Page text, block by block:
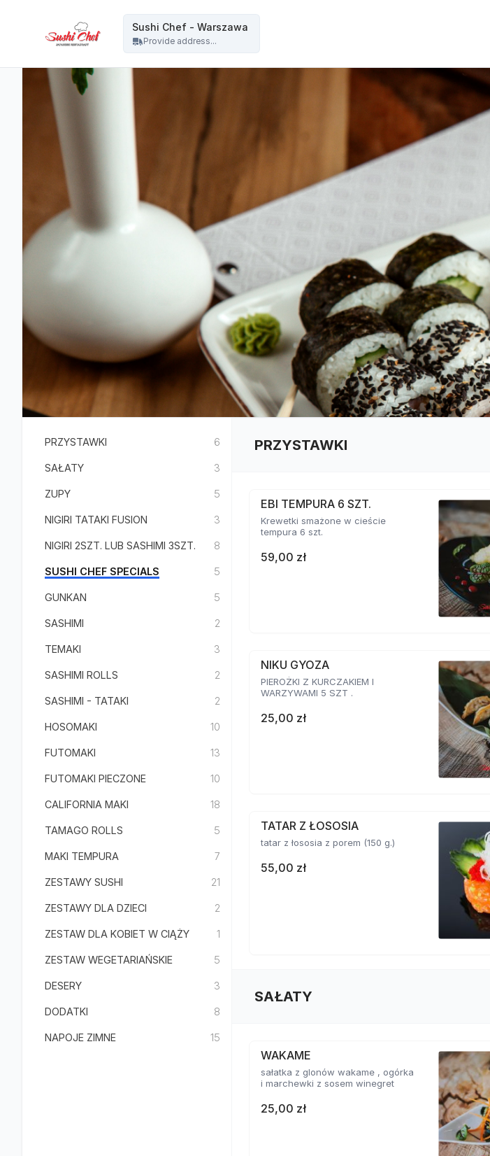
Sushi Chef - Warszawa
Provide address...
PRZYSTAWKI 6
SAŁATY 3
ZUPY 5
NIGIRI TATAKI FUSION 3
NIGIRI 2SZT. LUB SASHIMI 3SZT. 8
SUSHI CHEF SPECIALS 5
GUNKAN 5
SASHIMI 2
TEMAKI 3
SASHIMI ROLLS 2
SASHIMI - TATAKI 2
HOSOMAKI 10
FUTOMAKI 13
FUTOMAKI PIECZONE 10
CALIFORNIA MAKI 18
TAMAGO ROLLS 5
MAKI TEMPURA 7
ZESTAWY SUSHI 21
ZESTAWY DLA DZIECI 2
ZESTAW DLA KOBIET W CIĄŻY 1
ZESTAW WEGETARIAŃSKIE 5
DESERY 3
DODATKI 8
NAPOJE ZIMNE 15
PRZYSTAWKI
EBI TEMPURA 6 SZT.
Krewetki smażone w cieście
tempura 6 szt.
59,00 zł
NIKU GYOZA
PIEROŻKI Z KURCZAKIEM I
WARZYWAMI 5 SZT .
25,00 zł
TATAR Z ŁOSOSIA
tatar z łososia z porem (150 g.)
55,00 zł
SAŁATY
WAKAME
sałatka z glonów wakame , ogórka
i marchewki z sosem winegret
25,00 zł